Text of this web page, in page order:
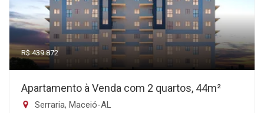
R$ 439.872
Apartamento à Venda com 2 quartos, 44m²
Serraria, Maceió-AL